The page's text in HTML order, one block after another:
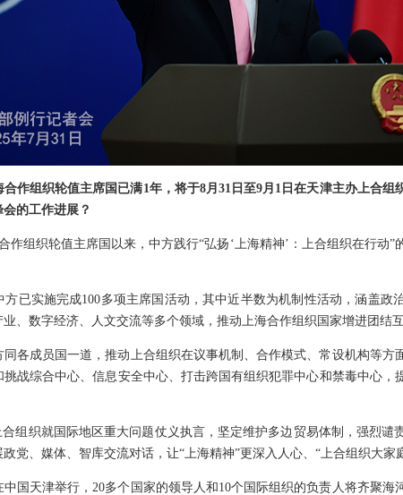
作组织轮值主席国已满1年，将于8月31日至9月1日在天津主办上合组
的工作进展？
作组织轮值主席国以来，中方践行“弘扬‘上海精神’：上合组织在行动
已实施完成100多项主席国活动，其中近半数为机制性活动，涵盖政
、数字经济、人文交流等多个领域，推动上海合作组织国家增进团结
各成员国一道，推动上合组织在议事机制、合作模式、常设机构等方
战综合中心、信息安全中心、打击跨国有组织犯罪中心和禁毒中心，
组织就国际地区重大问题仗义执言，坚定维护多边贸易体制，强烈谴
党、媒体、智库交流对话，让“上海精神”更深入人心、“上合组织大家
国天津举行，20多个国家的领导人和10个国际组织的负责人将齐聚